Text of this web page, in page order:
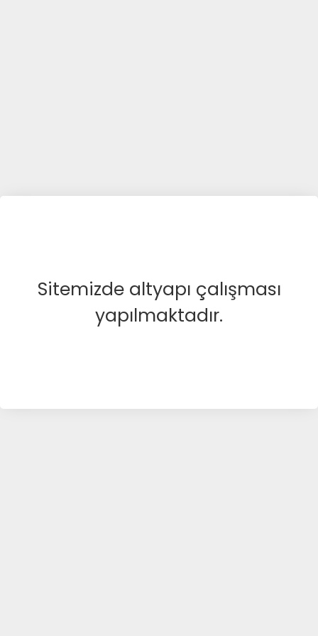
Sitemizde altyapı çalışması
yapılmaktadır.